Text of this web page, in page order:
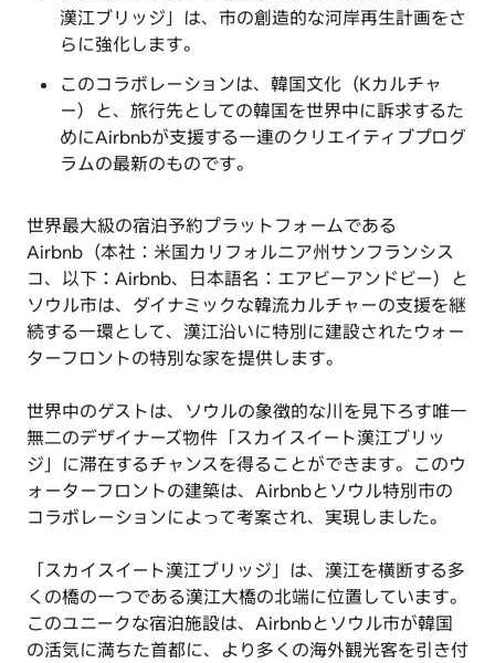
漢江ブリッジ」は、市の創造的な河岸再生計画をさ
らに強化します。
このコラボレーションは、韓国文化（Kカルチャ
ー）と、旅行先としての韓国を世界中に訴求するた
めにAirbnbが支援する一連のクリエイティブプログ
ラムの最新のものです。
世界最大級の宿泊予約プラットフォームである
Airbnb（本社：米国カリフォルニア州サンフランシス
コ、以下：Airbnb、日本語名：エアビーアンドビー）と
ソウル市は、ダイナミックな韓流カルチャーの支援を継
続する一環として、漢江沿いに特別に建設されたウォー
ターフロントの特別な家を提供します。
世界中のゲストは、ソウルの象徴的な川を見下ろす唯一
無二のデザイナーズ物件「スカイスイート漢江ブリッ
ジ」に滞在するチャンスを得ることができます。このウ
ォーターフロントの建築は、Airbnbとソウル特別市の
コラボレーションによって考案され、実現しました。
「スカイスイート漢江ブリッジ」は、漢江を横断する多
くの橋の一つである漢江大橋の北端に位置しています。
このユニークな宿泊施設は、Airbnbとソウル市が韓国
の活気に満ちた首都に、より多くの海外観光客を引き付